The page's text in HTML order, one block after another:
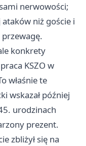
nerwowości;
niż goście i
konkrety
KSZO w
właśnie te
wskazał później
urodzinach
prezent.
zbliżył się na